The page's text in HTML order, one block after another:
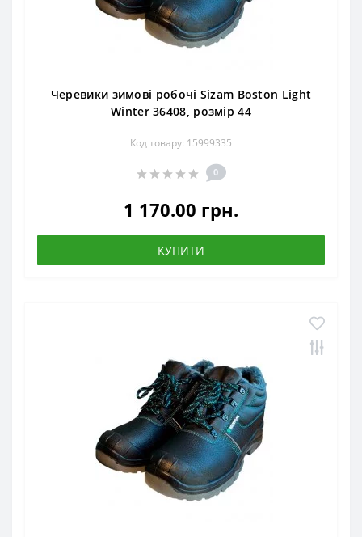
Черевики зимові робочі Sizam Boston Light
Winter 36408, розмір 44
Код товару: 15999335
0
1 170.00 грн.
КУПИТИ